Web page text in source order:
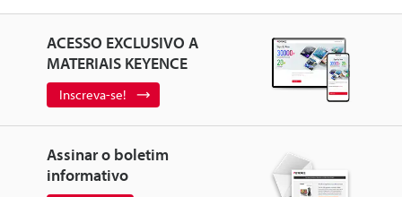
ACESSO EXCLUSIVO A
MATERIAIS KEYENCE
Inscreva-se!
Assinar o boletim
informativo